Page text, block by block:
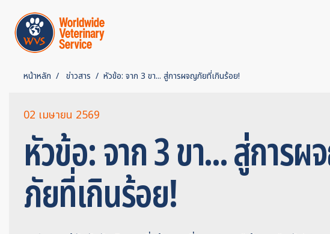
หน้าหลัก ข่าวสาร หัวข้อ: จาก 3 ขา... สู่การผจญภัยที่เกินร้อย!
02 เมษายน 2569
หัวข้อ: จาก 3 ขา... สู่การ
ภัยที่เกินร้อย!